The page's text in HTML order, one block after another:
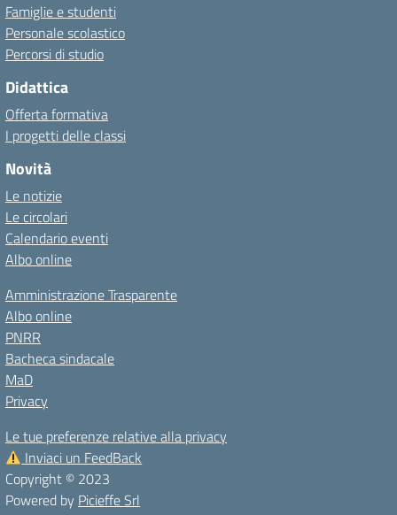
Famiglie e studenti
Personale scolastico
Percorsi di studio
Didattica
Offerta formativa
I progetti delle classi
Novità
Le notizie
Le circolari
Calendario eventi
Albo online
Amministrazione Trasparente
Albo online
PNRR
Bacheca sindacale
MaD
Privacy
Le tue preferenze relative alla privacy
Inviaci un FeedBack
Copyright © 2023
Powered by Picieffe Srl